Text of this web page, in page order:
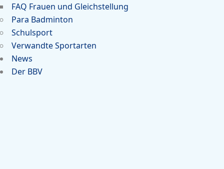
FAQ Frauen und Gleichstellung
Para Badminton
Schulsport
Verwandte Sportarten
News
Der BBV